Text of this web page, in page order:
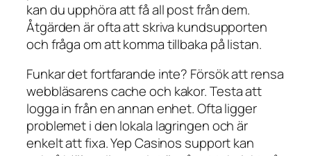
kan du upphöra att få all post från dem.
Åtgärden är ofta att skriva kundsupporten
och fråga om att komma tillbaka på listan.
Funkar det fortfarande inte? Försök att rensa
webbläsarens cache och kakor. Testa att
logga in från en annan enhet. Ofta ligger
problemet i den lokala lagringen och är
enkelt att fixa. Yep Casinos support kan